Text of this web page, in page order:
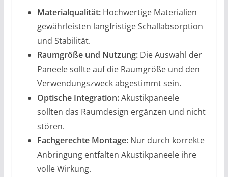
Materialqualität:Hochwertige Materialien
gewährleisten langfristige Schallabsorption
und Stabilität.
Raumgröße und Nutzung:Die Auswahl der
Paneele sollte auf die Raumgröße und den
Verwendungszweck abgestimmt sein.
Optische Integration:Akustikpaneele
sollten das Raumdesign ergänzen und nicht
stören.
Fachgerechte Montage:Nur durch korrekte
Anbringung entfalten Akustikpaneele ihre
volle Wirkung.